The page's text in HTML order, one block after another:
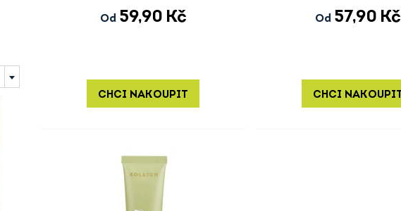
Od 59,90 Kč
CHCI NAKOUPIT
Od 57,90 Kč
CHCI NAKOUPIT